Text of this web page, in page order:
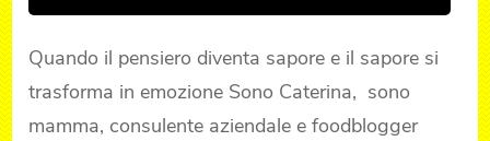
Quando il pensiero diventa sapore e il sapore si
trasforma in emozione Sono Caterina, sono
mamma, consulente aziendale e foodblogger